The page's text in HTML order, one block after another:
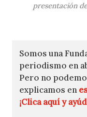
presentación
Somos una
periodismo en
Pero no
explicamos en
¡Clica aquí y